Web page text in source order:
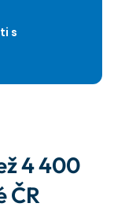
s
4 400
ČR